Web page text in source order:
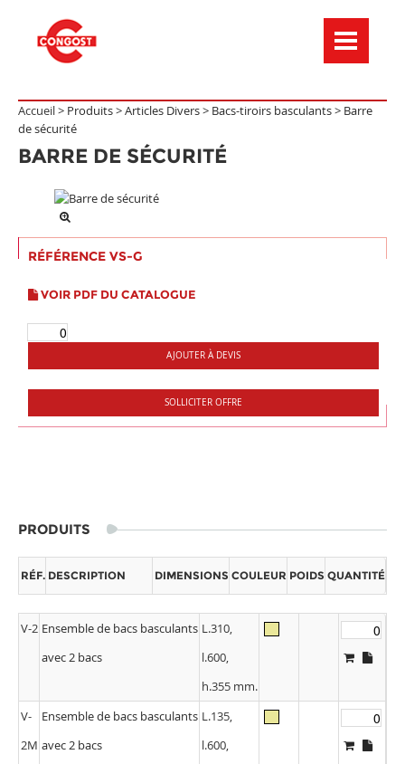
Accueil > Produits>Articles Divers> Bacs-tiroirs basculants> Barre
de sécurité
BARRE DE SÉCURITÉ
RÉFÉRENCE VS-G
VOIR PDF DU CATALOGUE
AJOUTER À DEVIS
SOLLICITER OFFRE
PRODUITS
RÉF. DESCRIPTION DIMENSIONS COULEUR POIDS QUANTITÉ
V-2 Ensemble de bacs basculants
avec 2 bacs
L.310,
l.600,
h.355 mm.
V-
2M
Ensemble de bacs basculants
avec 2 bacs
L.135,
l.600,